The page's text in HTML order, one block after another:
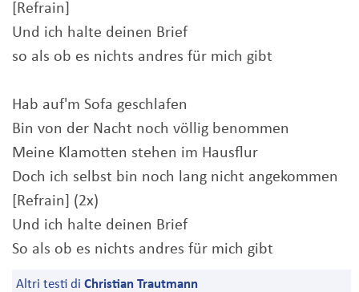
[Refrain]
Und ich halte deinen Brief
so als ob es nichts andres für mich gibt
Hab auf'm Sofa geschlafen
Bin von der Nacht noch völlig benommen
Meine Klamotten stehen im Hausflur
Doch ich selbst bin noch lang nicht angekommen
[Refrain] (2x)
Und ich halte deinen Brief
So als ob es nichts andres für mich gibt
Altri testi di Christian Trautmann